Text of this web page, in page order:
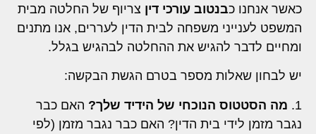
כאשר אנחנו כבנטוב עורכי דין צריוף של החלטה מבית
המשפט לענייני משפחה לבית הדין לעררים, אנו מתנים
ומחיים לדבר להגיש את ההחלטה לבהגיש בגלל.
יש לבחון שאלות מספר בטרם הגשת הבקשה:
1. מה הסטטוס הנוכחי של הידיד שלך? האם כבר
נגבר מזמן לידי בית הדין? האם כבר נגבר מזמן (לפי